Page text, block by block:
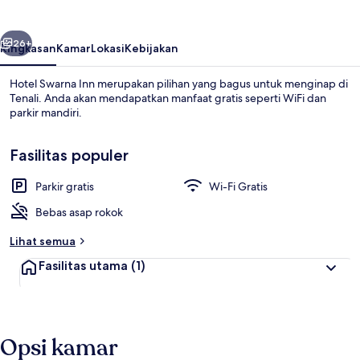
Berikutnya
26+
RingkasanKamarLokasiKebijakan
Hotel Swarna Inn merupakan pilihan yang bagus untuk menginap di
Tenali. Anda akan mendapatkan manfaat gratis seperti WiFi dan
parkir mandiri.
Fasilitas populer
Parkir gratis
Wi-Fi Gratis
Bebas asap rokok
Lihat semua
Fasilitas utama (1)
Opsi kamar